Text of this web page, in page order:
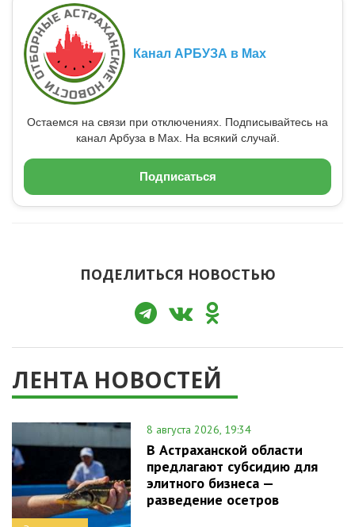
Канал АРБУЗА в Max
Остаемся на связи при отключениях. Подписывайтесь на
канал Арбуза в Max. На всякий случай.
Подписаться
ПОДЕЛИТЬСЯ НОВОСТЬЮ
ЛЕНТА НОВОСТЕЙ
8 августа 2026, 19:34
В Астраханской области
предлагают субсидию для
элитного бизнеса —
разведение осетров